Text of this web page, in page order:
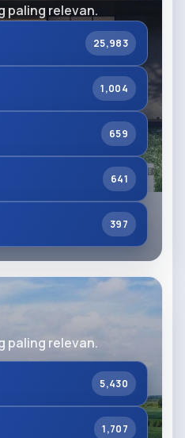
paling relevan.
25,983
1,004
659
641
397
paling relevan.
5,430
1,707